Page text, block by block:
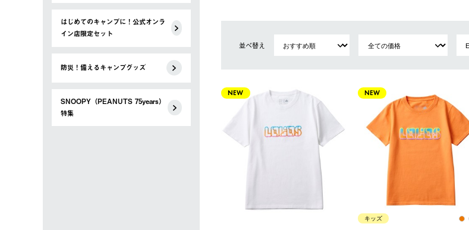
はじめてのキャンプに！公式オンラ
イン店限定セット
防災！備えるキャンプグッズ
SNOOPY（PEANUTS 75years）
特集
並べ替え
NEW NEW
キッズ